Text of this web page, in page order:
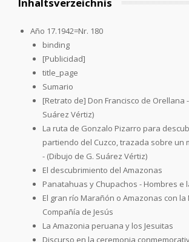
Año 17.1942=Nr. 180
binding
[Publicidad]
title_page
Sumario
[Retrato de] Don Francisco de Orellana
Suárez Vértiz)
La ruta de Gonzalo Pizarro para
partiendo del Cuzco, trazada sobre un
- (Dibujo de G. Suárez Vértiz)
El descubrimiento del Amazonas
Panatahuas y Chupachos - Hombres e
El gran río Marañón o Amazonas con la
Compañía de Jesús
La Amazonia peruana y los Jesuitas
Discurso en la ceremonia